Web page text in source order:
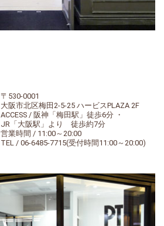
〒530-0001
大阪市北区梅田2-5-25 ハービスPLAZA 2F
ACCESS / 阪神「梅田駅」徒歩6分 ・
JR「大阪駅」より 徒歩約7分
営業時間 / 11:00～20:00
TEL / 06-6485-7715(受付時間11:00～20:00)